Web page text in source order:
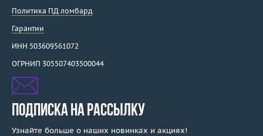
Политика ПД ломбард
Гарантии
ИНН 503609561072
ОГРНИП 305507403500044
ПОДПИСКА НА РАССЫЛКУ
Узнайте больше о наших новинках и акциях!